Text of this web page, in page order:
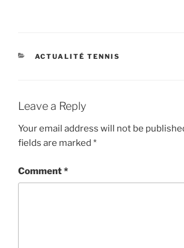
CATEGORIES
ACTUALITÉ TENNIS
Leave a Reply
Your email address will not be
fields are marked *
Comment*